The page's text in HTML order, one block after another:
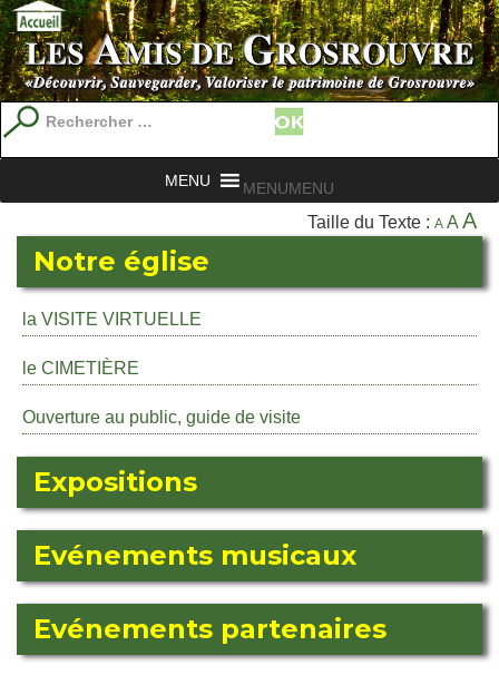
Recherche
pour
:
MENUMENU
Taille du Texte : A A A
Notre église
la VISITE VIRTUELLE
le CIMETIÈRE
Ouverture au public, guide de visite
Expositions
Evénements musicaux
Evénements partenaires